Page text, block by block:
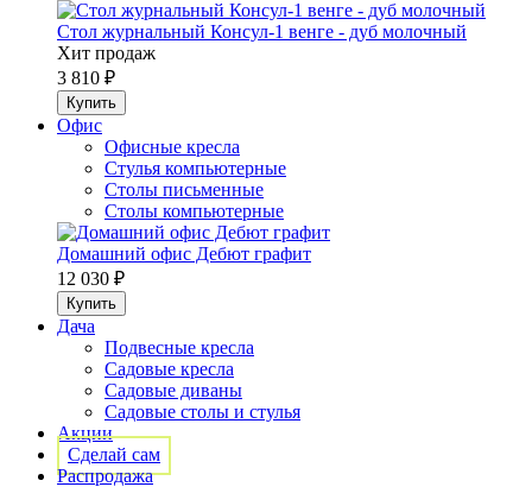
Стол журнальный Консул-1 венге - дуб молочный
Хит продаж
3 810 ₽
Офис
Офисные кресла
Стулья компьютерные
Столы письменные
Столы компьютерные
Домашний офис Дебют графит
12 030 ₽
Дача
Подвесные кресла
Садовые кресла
Садовые диваны
Садовые столы и стулья
Акции
Сделай сам
Распродажа